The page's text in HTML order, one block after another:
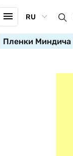
RU
Пленки Миндича